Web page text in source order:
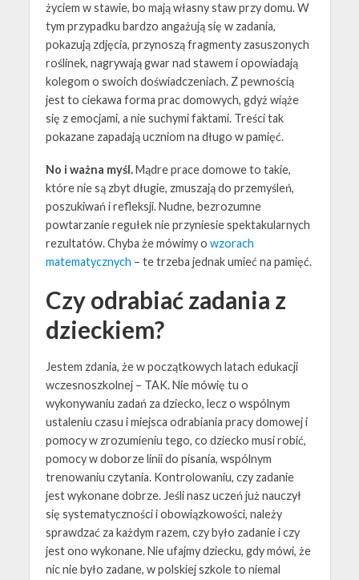
życiem w stawie, bo mają własny staw przy domu. W
tym przypadku bardzo angażują się w zadania,
pokazują zdjęcia, przynoszą fragmenty zasuszonych
roślinek, nagrywają gwar nad stawem i opowiadają
kolegom o swoich doświadczeniach. Z pewnością
jest to ciekawa forma prac domowych, gdyż wiąże
się z emocjami, a nie suchymi faktami. Treści tak
pokazane zapadają uczniom na długo w pamięć.
No i ważna myśl.Mądre prace domowe to takie,
które nie są zbyt długie, zmuszają do przemyśleń,
poszukiwań i refleksji. Nudne, bezrozumne
powtarzanie regułek nie przyniesie spektakularnych
rezultatów. Chyba że mówimy o wzorach
matematycznych – te trzeba jednak umieć na pamięć.
Czy odrabiać zadania z
dzieckiem?
Jestem zdania, że w początkowych latach edukacji
wczesnoszkolnej – TAK. Nie mówię tu o
wykonywaniu zadań za dziecko, lecz o wspólnym
ustaleniu czasu i miejsca odrabiania pracy domowej i
pomocy w zrozumieniu tego, co dziecko musi robić,
pomocy w doborze linii do pisania, wspólnym
trenowaniu czytania. Kontrolowaniu, czy zadanie
jest wykonane dobrze. Jeśli nasz uczeń już nauczył
się systematyczności i obowiązkowości, należy
sprawdzać za każdym razem, czy było zadanie i czy
jest ono wykonane. Nie ufajmy dziecku, gdy mówi, że
nic nie było zadane, w polskiej szkole to niemal